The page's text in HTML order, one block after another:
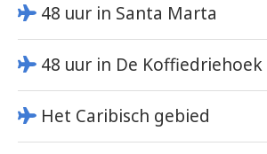
48 uur in Santa Marta
48 uur in De Koffiedriehoek
Het Caribisch gebied